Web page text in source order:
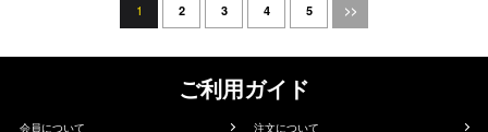
1 2 3 4 5 >>
ご利用ガイド
会員について 注文について